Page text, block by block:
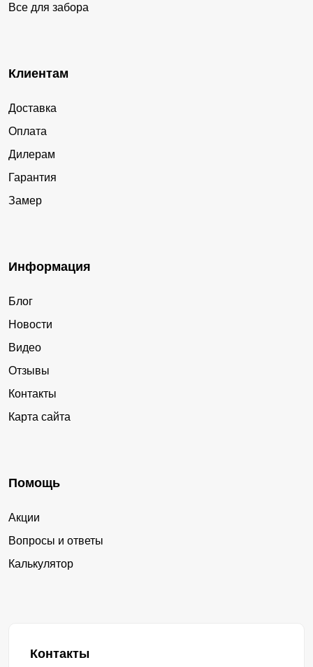
Все для забора
Клиентам
Доставка
Оплата
Дилерам
Гарантия
Замер
Информация
Блог
Новости
Видео
Отзывы
Контакты
Карта сайта
Помощь
Акции
Вопросы и ответы
Калькулятор
Контакты